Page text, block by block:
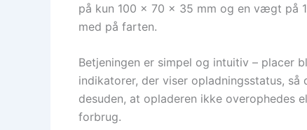
på kun 100 x 70 x 35 mm og en vægt på
med på farten.
Betjeningen er simpel og intuitiv – placer
indikatorer, der viser opladningsstatus,
desuden, at opladeren ikke
forbrug.